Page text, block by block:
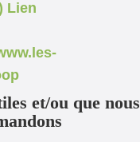
et/ou que nous